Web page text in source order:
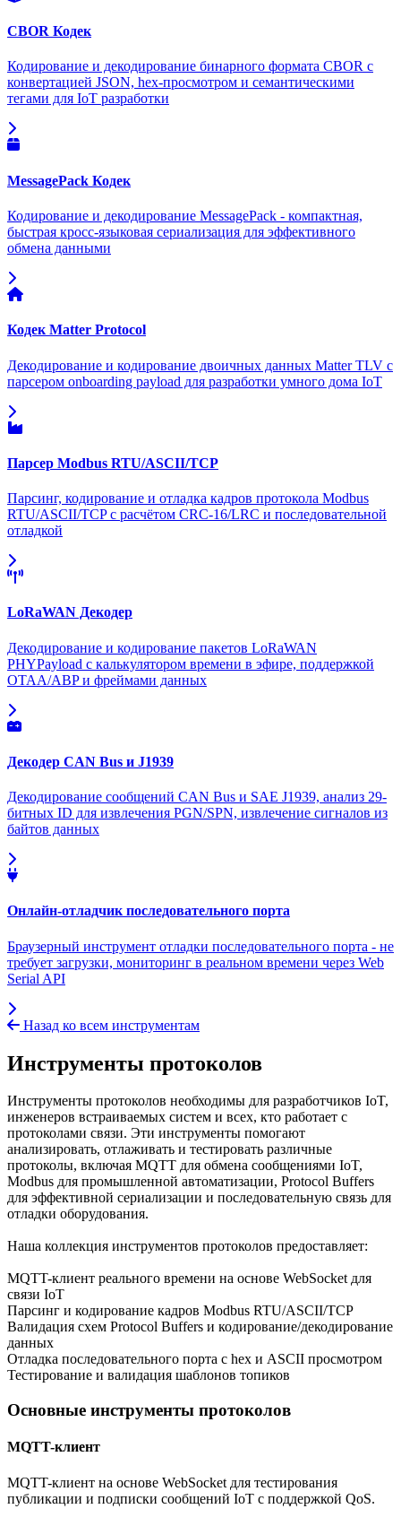
CBOR Кодек
Кодирование и декодирование бинарного формата CBOR с
конвертацией JSON, hex-просмотром и семантическими
тегами для IoT разработки
MessagePack Кодек
Кодирование и декодирование MessagePack - компактная,
быстрая кросс-языковая сериализация для эффективного
обмена данными
Кодек Matter Protocol
Декодирование и кодирование двоичных данных Matter TLV с
парсером onboarding payload для разработки умного дома IoT
Парсер Modbus RTU/ASCII/TCP
Парсинг, кодирование и отладка кадров протокола Modbus
RTU/ASCII/TCP с расчётом CRC-16/LRC и последовательной
отладкой
LoRaWAN Декодер
Декодирование и кодирование пакетов LoRaWAN
PHYPayload с калькулятором времени в эфире, поддержкой
OTAA/ABP и фреймами данных
Декодер CAN Bus и J1939
Декодирование сообщений CAN Bus и SAE J1939, анализ 29-
битных ID для извлечения PGN/SPN, извлечение сигналов из
байтов данных
Онлайн-отладчик последовательного порта
Браузерный инструмент отладки последовательного порта - не
требует загрузки, мониторинг в реальном времени через Web
Serial API
Назад ко всем инструментам
Инструменты протоколов
Инструменты протоколов необходимы для разработчиков IoT,
инженеров встраиваемых систем и всех, кто работает с
протоколами связи. Эти инструменты помогают
анализировать, отлаживать и тестировать различные
протоколы, включая MQTT для обмена сообщениями IoT,
Modbus для промышленной автоматизации, Protocol Buffers
для эффективной сериализации и последовательную связь для
отладки оборудования.
Наша коллекция инструментов протоколов предоставляет:
MQTT-клиент реального времени на основе WebSocket для
связи IoT
Парсинг и кодирование кадров Modbus RTU/ASCII/TCP
Валидация схем Protocol Buffers и кодирование/декодирование
данных
Отладка последовательного порта с hex и ASCII просмотром
Тестирование и валидация шаблонов топиков
Основные инструменты протоколов
MQTT-клиент
MQTT-клиент на основе WebSocket для тестирования
публикации и подписки сообщений IoT с поддержкой QoS.